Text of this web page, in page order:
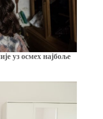
уз осмех најбоље